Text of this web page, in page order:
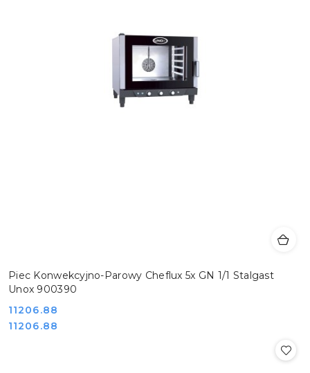
Piec Konwekcyjno-Parowy Cheflux 5x GN 1/1 Stalgast
Unox 900390
Cena:
11206.88
Cena:
11206.88